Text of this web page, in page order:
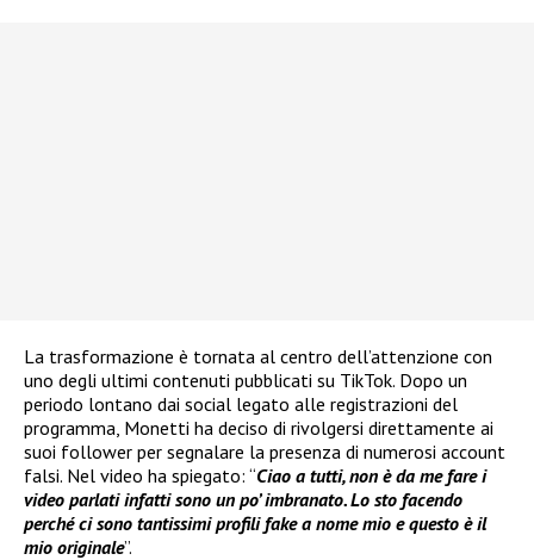
La trasformazione è tornata al centro dell’attenzione con
uno degli ultimi contenuti pubblicati su TikTok. Dopo un
periodo lontano dai social legato alle registrazioni del
programma, Monetti ha deciso di rivolgersi direttamente ai
suoi follower per segnalare la presenza di numerosi account
falsi. Nel video ha spiegato: “Ciao a tutti, non è da me fare i
video parlati infatti sono un po’ imbranato. Lo sto facendo
perché ci sono tantissimi profili fake a nome mio e questo è il
mio originale”.